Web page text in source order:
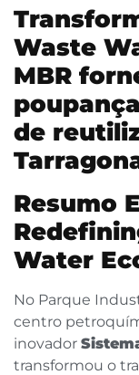
Waste
MBR
de
Resumo
Water
No Parque
centro
inovador
transformou o